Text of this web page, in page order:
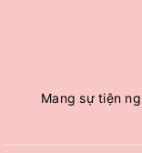
Mang sự tiện